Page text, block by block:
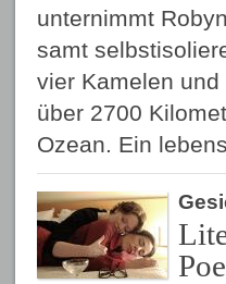
unternimmt
samt
vier Kamelen
über 2700
Ozean. Ein